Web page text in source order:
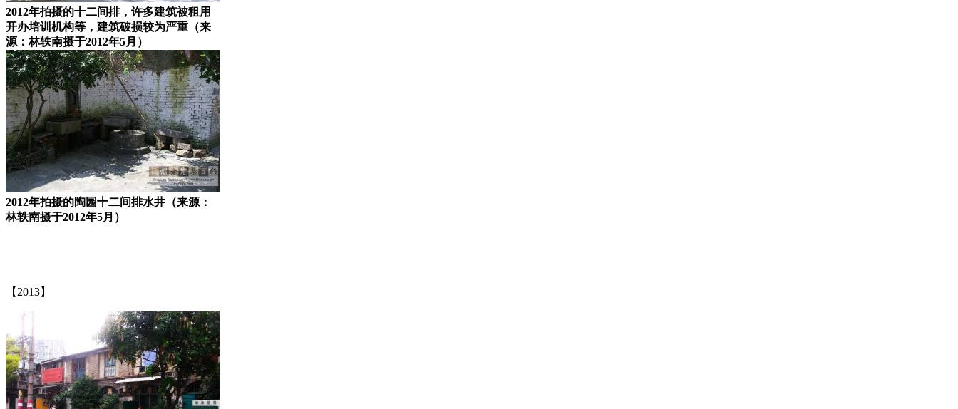
2012年拍摄的十二间排，许多建筑被租用
开办培训机构等，建筑破损较为严重（来
源：林轶南摄于2012年5月）
2012年拍摄的陶园十二间排水井（来源：
林轶南摄于2012年5月）
【2013】